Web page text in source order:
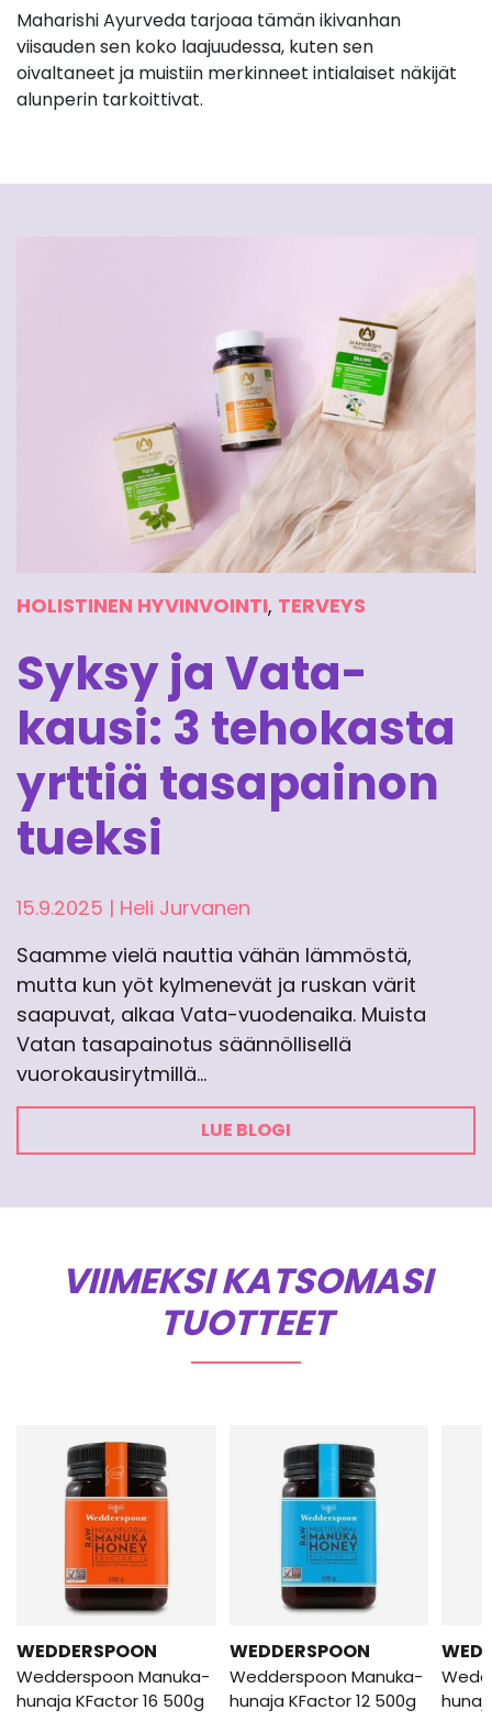
Maharishi Ayurveda tarjoaa tämän ikivanhan
viisauden sen koko laajuudessa, kuten sen
oivaltaneet ja muistiin merkinneet intialaiset näkijät
alunperin tarkoittivat.
HOLISTINEN HYVINVOINTI, TERVEYS
Syksy ja Vata-
kausi: 3 tehokasta
yrttiä tasapainon
tueksi
15.9.2025 | Heli Jurvanen
Saamme vielä nauttia vähän lämmöstä,
mutta kun yöt kylmenevät ja ruskan värit
saapuvat, alkaa Vata-vuodenaika. Muista
Vatan tasapainotus säännöllisellä
vuorokausirytmillä…
LUE BLOGI
VIIMEKSI KATSOMASI
TUOTTEET
WEDDERSPOON
Wedderspoon Manuka-
hunaja KFactor 16 500g
WEDDERSPOON
Wedderspoon Manuka-
hunaja KFactor 12 500g